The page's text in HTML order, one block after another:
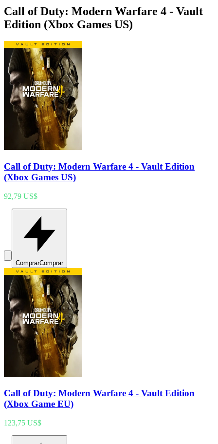
Call of Duty: Modern Warfare 4 - Vault
Edition (Xbox Games US)
Call of Duty: Modern Warfare 4 - Vault Edition
(Xbox Games US)
92,79 US$
ComprarComprar
Call of Duty: Modern Warfare 4 - Vault Edition
(Xbox Game EU)
123,75 US$